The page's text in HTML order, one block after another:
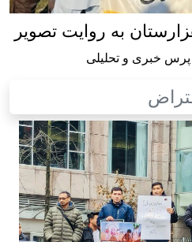
به روایت تصویر
پرس خبری و تحلیلی